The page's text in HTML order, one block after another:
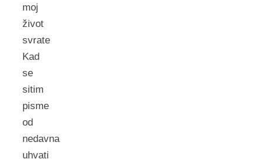
moj
život
svrate
Kad
se
sitim
pisme
od
nedavna
uhvati